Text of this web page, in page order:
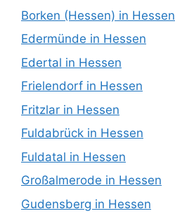
Borken (Hessen) in Hessen
Edermünde in Hessen
Edertal in Hessen
Frielendorf in Hessen
Fritzlar in Hessen
Fuldabrück in Hessen
Fuldatal in Hessen
Großalmerode in Hessen
Gudensberg in Hessen